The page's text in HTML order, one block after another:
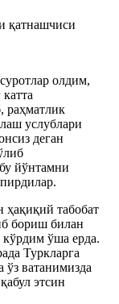
олдим,
раҳматлик
услублари
деган
йўнтамни
табобат
бориш билан
ўша ерда.
Туркларга
ватанимизда
этсин